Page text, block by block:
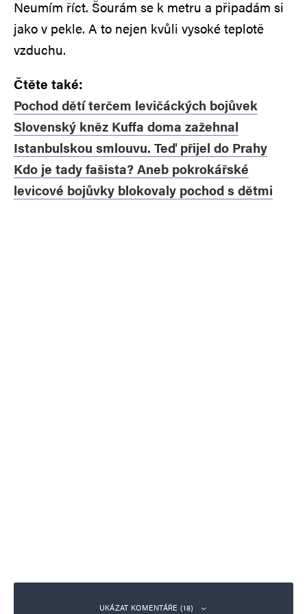
Neumím říct. Šourám se k metru a připadám si
jako v pekle. A to nejen kvůli vysoké teplotě
vzduchu.
Čtěte také:
Pochod dětí terčem levičáckých bojůvek
Slovenský kněz Kuffa doma zažehnal
Istanbulskou smlouvu. Teď přijel do Prahy
Kdo je tady fašista? Aneb pokrokářské
levicové bojůvky blokovaly pochod s dětmi
UKÁZAT KOMENTÁŘE (18)